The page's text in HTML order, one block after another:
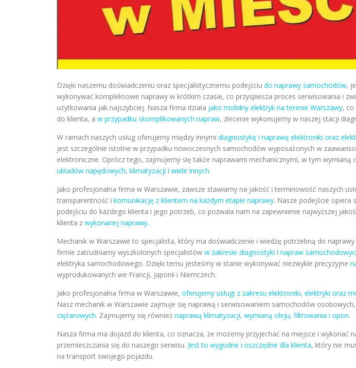
Dzięki naszemu doświadczeniu oraz specjalistycznemu podejściu do naprawy samochodów,
wykonywać kompleksowe naprawy w krótkim czasie, co przyspiesza proces serwisowania i
użytkowania jak najszybciej. Nasza firma działa jako mobilny elektryk na terenie Warszawy, co
do klienta, a w przypadku skomplikowanych napraw, zlecenie wykonujemy w naszej stacji
W ramach naszych usług oferujemy między innymi diagnostykę i naprawę elektroniki oraz
jest szczególnie istotne w przypadku nowoczesnych samochodów wyposażonych w
elektroniczne. Oprócz tego, zajmujemy się także naprawami mechanicznymi, w tym wymianą
układów napędowych, klimatyzacji i wiele innych.
Jako profesjonalna firma w Warszawie, zawsze stawiamy na jakość i terminowość naszych
transparentność i komunikację z klientem na każdym etapie naprawy. Nasze podejście opiera
podejściu do każdego klienta i jego potrzeb, co pozwala nam na zapewnienie najwyższej
klienta z wykonanej naprawy.
Mechanik w Warszawie to specjalista, który ma doświadczenie i wiedzę potrzebną do
firmie zatrudniamy wyszkolonych specjalistów w zakresie diagnostyki i napraw
elektryka samochodowego. Dzięki temu jesteśmy w stanie wykonywać niezwykle precyzyjne
wyprodukowanych we Francji, Japonii i Niemczech.
Jako profesjonalna firma w Warszawie, oferujemy usługi z zakresu elektroniki, elektryki oraz
Nasz mechanik w Warszawie zajmuje się naprawą i serwisowaniem samochodów osobowych,
ciężarowych. Zajmujemy się również naprawą klimatyzacji, wymianą oleju, filtrowania i opon.
Nasza firma ma dojazd do klienta, co oznacza, że możemy przyjechać na miejsce i wykonać
przemieszczania się do naszego serwisu. Jest to wygodne i oszczędne dla klienta, który nie
na transport swojego pojazdu.